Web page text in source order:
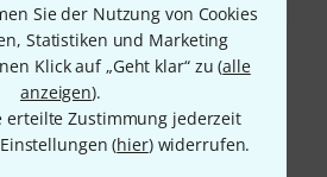
Sie der Nutzung von Cookies
Statistiken und Marketing
Klick auf „Geht klar“ zu (alle
anzeigen).
erteilte Zustimmung jederzeit
(hier) widerrufen.
und sicher per Nachnahme,
Pay,
Klarna Sofort bezahlen
Kreditkarte.